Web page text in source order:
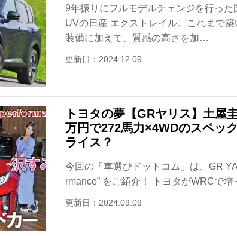
9年振りにフルモデルチェンジを行った
UVの日産 エクストレイル。これまで
装備に加えて、質感の高さを加…
更新日：2024.12.09
トヨタの夢【GRヤリス】土屋
万円で272馬力×4WDのスペッ
ライス？
今回の「車選びドットコム」は、GR
rmance” をご紹介！ トヨタがWRCで
更新日：2024.09.09